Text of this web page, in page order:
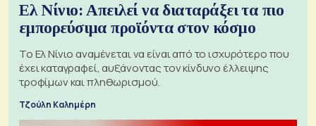
Ελ Νίνιο: Απειλεί να διαταράξει τα πιο
εμπορεύσιμα προϊόντα στον κόσμο
Το Ελ Νίνιο αναμένεται να είναι από το ισχυρότερο που
έχει καταγραφεί, αυξάνοντας τον κίνδυνο έλλειψης
τροφίμων και πληθωρισμού.
Τζούλη Καλημέρη